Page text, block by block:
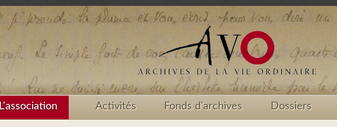
L'association Activités Fonds d'archives Dossiers